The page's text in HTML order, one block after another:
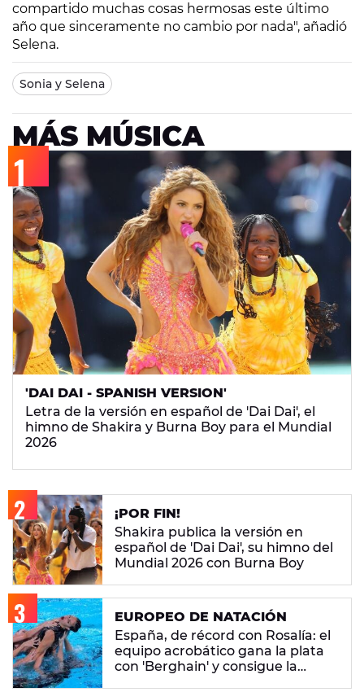
compartido muchas cosas hermosas este último
año que sinceramente no cambio por nada", añadió
Selena.
Sonia y Selena
MÁS MÚSICA
'DAI DAI - SPANISH VERSION'
Letra de la versión en español de 'Dai Dai', el
himno de Shakira y Burna Boy para el Mundial
2026
¡POR FIN!
Shakira publica la versión en
español de 'Dai Dai', su himno del
Mundial 2026 con Burna Boy
EUROPEO DE NATACIÓN
España, de récord con Rosalía: el
equipo acrobático gana la plata
con 'Berghain' y consigue la